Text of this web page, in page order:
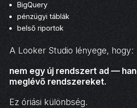
BigQuery
pénzügyi táblák
belső riportok
A Looker Studio lényege, hogy:
nem egy új rendszert ad —
meglévő rendszereket.
Ez óriási különbség.